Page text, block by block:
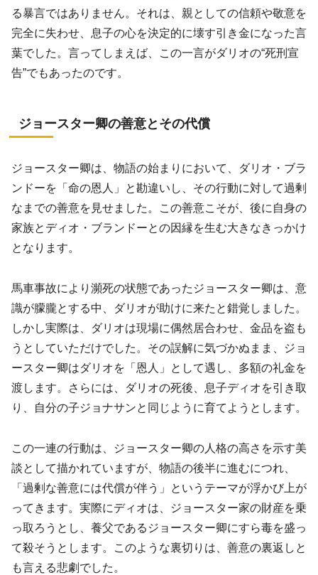
る暴言ではありません。それは、親としての信頼や敬意を
完全に失わせ、息子の心を決定的に壊す引き金になった言
葉でした。言ってしまえば、この一言がダリオの“死刑宣
告”でもあったのです。
ジョースター卿の善意とその代償
ジョースター卿は、物語の始まりにおいて、ダリオ・ブラ
ンドーを「命の恩人」と勘違いし、その行動に対して過剰
なまでの善意を見せました。この善意こそが、後に自身の
家族とディオ・ブランドーとの因縁を生む大きなきっかけ
となります。
馬車事故により瀕死の状態であったジョースター卿は、意
識が朦朧とする中、ダリオが助けに来たと錯覚しました。
しかし実際は、ダリオは現場に偶然居合わせ、金品を盗も
うとしていただけでした。その誤解に気づかぬまま、ジョ
ースター卿はダリオを「恩人」として遇し、多額の礼金を
渡します。さらには、ダリオの死後、息子ディオを引き取
り、自分の子ジョナサンと同じように育てようとします。
この一連の行動は、ジョースター卿の人格の高さを示す美
談として描かれていますが、物語の後半に進むにつれ、
「過剰な善意には代償が伴う」というテーマが浮かび上が
ってきます。実際にディオは、ジョースター家の財産を乗
っ取ろうとし、養父であるジョースター卿にすら毒を盛っ
て殺そうとします。このような裏切りは、善意の裏返しと
も言える悲劇でした。